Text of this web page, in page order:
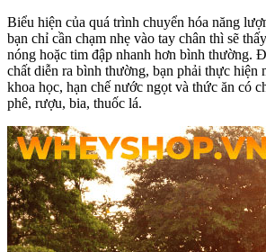
Biểu hiện của quá trình chuyển hóa năng
bạn chỉ cần chạm nhẹ vào tay chân thì sẽ
nóng hoặc tim đập nhanh hơn bình thường.
chất diễn ra bình thường, bạn phải thực hiện
khoa học, hạn chế nước ngọt và thức ăn có
phê, rượu, bia, thuốc lá.